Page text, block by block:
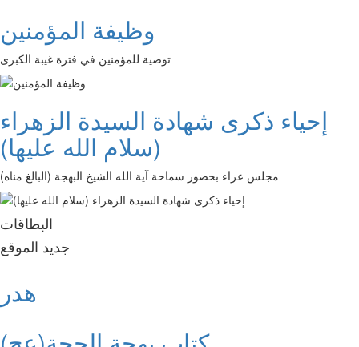
وظيفة المؤمنين
توصية للمؤمنين في فترة غيبة الكبرى
إحياء ذكرى شهادة السيدة الزهراء
(سلام الله عليها)
مجلس عزاء بحضور سماحة آية الله الشيخ البهجة (البالغ مناه)
البطاقات
جديد الموقع
هدر